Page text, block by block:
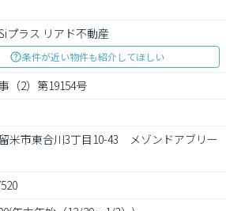
プラス リアド不動産
条件が近い物件も紹介してほしい
（2）第19154号
米市東合川3丁目10-43　メゾンドアブリー